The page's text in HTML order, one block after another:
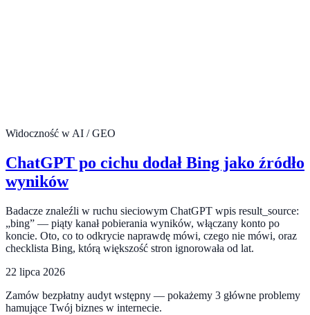
Widoczność w AI / GEO
ChatGPT po cichu dodał Bing jako źródło
wyników
Badacze znaleźli w ruchu sieciowym ChatGPT wpis result_source:
„bing” — piąty kanał pobierania wyników, włączany konto po
koncie. Oto, co to odkrycie naprawdę mówi, czego nie mówi, oraz
checklista Bing, którą większość stron ignorowała od lat.
22 lipca 2026
Zamów bezpłatny audyt wstępny — pokażemy 3 główne problemy
hamujące Twój biznes w internecie.